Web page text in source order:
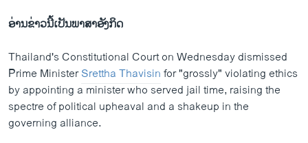
ອ່ານ​ຂ່າວນີ້​ເປັນ​ພາ​ສາ​ອັງ​ກິດ
Thailand's Constitutional Court on Wednesday dismissed
Prime MinisterSrettha Thavisinfor "grossly" violating ethics
by appointing a minister who served jail time, raising the
spectre of political upheaval and a shakeup in the
governing alliance.